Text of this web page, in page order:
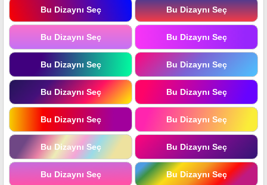
Bu Dizaynı Seç Bu Dizaynı Seç
Bu Dizaynı Seç Bu Dizaynı Seç
Bu Dizaynı Seç Bu Dizaynı Seç
Bu Dizaynı Seç Bu Dizaynı Seç
Bu Dizaynı Seç Bu Dizaynı Seç
Bu Dizaynı Seç Bu Dizaynı Seç
Bu Dizaynı Seç Bu Dizaynı Seç